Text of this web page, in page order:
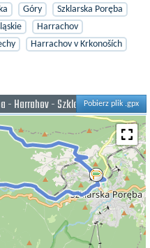
Góry
Szklarska Poręba
Harrachov
Harrachov v Krkonoších
Pobierz plik .gpx
- Harrahov - Szklarska Poręba'